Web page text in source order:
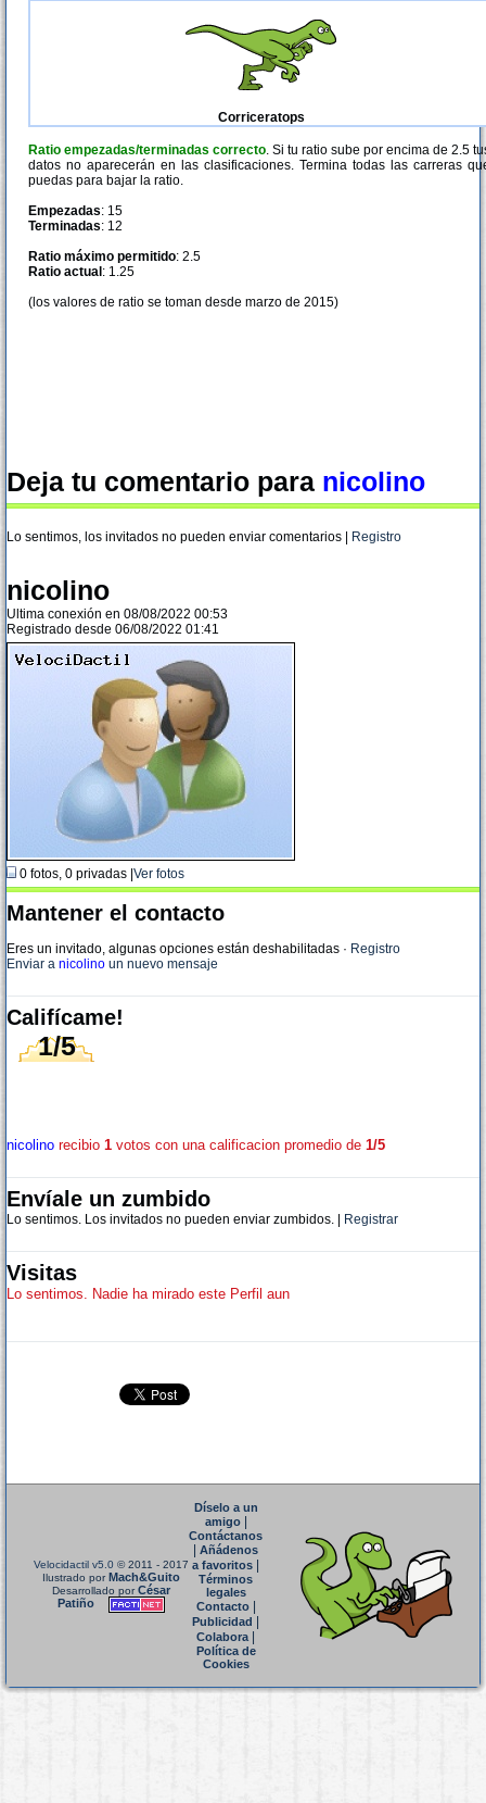
Corriceratops
Ratio empezadas/terminadas correcto. Si tu ratio sube por encima de 2.5
datos no aparecerán en las clasificaciones. Termina todas las carreras
puedas para bajar la ratio.
Empezadas: 15
Terminadas: 12
Ratio máximo permitido: 2.5
Ratio actual : 1.25
(los valores de ratio se toman desde marzo de 2015)
Deja tu comentario para nicolino
Lo sentimos, los invitados no pueden enviar comentarios | Registro
nicolino
Ultima conexión en 08/08/2022 00:53
Registrado desde 06/08/2022 01:41
0 fotos, 0 privadas | Ver fotos
Mantener el contacto
Eres un invitado, algunas opciones están deshabilitadas · Registro
Enviar a nicolino un nuevo mensaje
Califícame!
1/5
nicolino recibio 1 votos con una calificacion promedio de 1/5
Envíale un zumbido
Lo sentimos. Los invitados no pueden enviar zumbidos. | Registrar
Visitas
Lo sentimos. Nadie ha mirado este Perfil aun
Velocidactil v5.0 © 2011 - 2017
Ilustrado porMach&Guito
Desarrollado porCésar
Patiño
Díselo a un
amigo|
Contáctanos
Añádenos
a favoritos
Términos
legales
Contacto|
Publicidad
Colabora|
Política de
Cookies